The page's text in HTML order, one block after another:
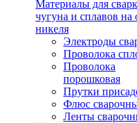
Материалы для
чугуна и сплавов на
никеля
Электроды
Проволока
Проволока
порошковая
Прутки
Флюс
Ленты